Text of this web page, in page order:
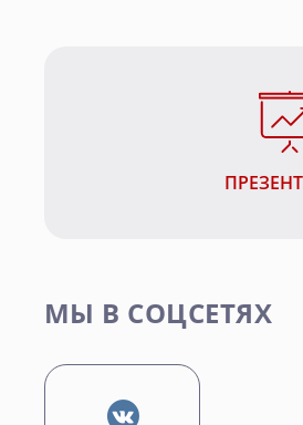
МЫ В СОЦСЕТЯХ